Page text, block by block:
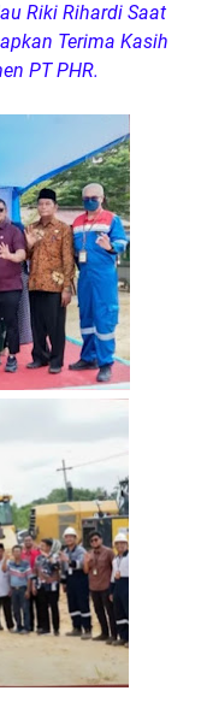
Riki Rihardi Saat
Terima Kasih
PT PHR.